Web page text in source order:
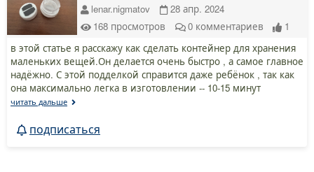
lenar.nigmatov
28 апр. 2024
168 просмотров 0 комментариев
1
в этой статье я расскажу как сделать контейнер для хранения
маленьких вещей.Он делается очень быстро , а самое главное
надёжно. С этой подделкой справится даже ребёнок , так как
она максимально легка в изготовлении -- 10-15 минут
читать дальше
подписаться